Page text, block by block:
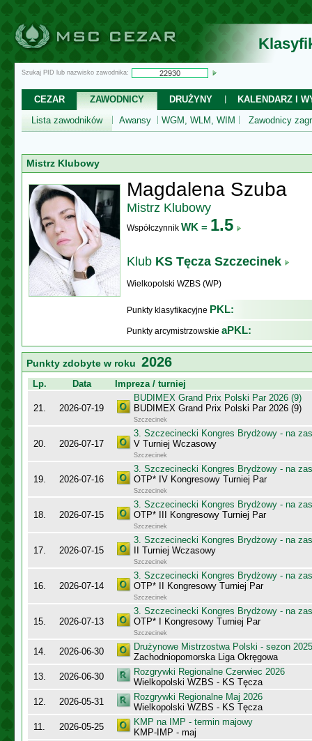
Szukaj PID lub nazwisko zawodnika:
CEZAR ZAWODNICY DRUŻYNY
KALENDARZ I
Lista zawodników
Awansy WGM, WLM, WIM Zawodnicy
Mistrz Klubowy
Magdalena Szuba
Mistrz Klubowy
Współczynnik WK = 1.5
Klub KS Tęcza Szczecinek
Wielkopolski WZBS (WP)
Punkty klasyfikacyjne PKL:
Punkty arcymistrzowskie aPKL:
Punkty zdobyte w roku 2026
Lp. Data Impreza / turniej
21. 2026-07-19
BUDIMEX Grand Prix Polski Par 2026 (9)
BUDIMEX Grand Prix Polski Par 2026 (9)
Szczecinek
20. 2026-07-17
3. Szczecinecki Kongres Brydżowy - na
V Turniej Wczasowy
Szczecinek
19. 2026-07-16
3. Szczecinecki Kongres Brydżowy - na
OTP* IV Kongresowy Turniej Par
Szczecinek
18. 2026-07-15
3. Szczecinecki Kongres Brydżowy - na
OTP* III Kongresowy Turniej Par
Szczecinek
17. 2026-07-15
3. Szczecinecki Kongres Brydżowy - na
II Turniej Wczasowy
Szczecinek
16. 2026-07-14
3. Szczecinecki Kongres Brydżowy - na
OTP* II Kongresowy Turniej Par
Szczecinek
15. 2026-07-13
3. Szczecinecki Kongres Brydżowy - na
OTP* I Kongresowy Turniej Par
Szczecinek
14. 2026-06-30
Drużynowe Mistrzostwa Polski - sezon
Zachodniopomorska Liga Okręgowa
13.
2026-06-30
Rozgrywki Regionalne Czerwiec 2026
Wielkopolski WZBS - KS Tęcza
12.
2026-05-31
Rozgrywki Regionalne Maj 2026
Wielkopolski WZBS - KS Tęcza
11.
2026-05-25
KMP na IMP - termin majowy
KMP-IMP - maj